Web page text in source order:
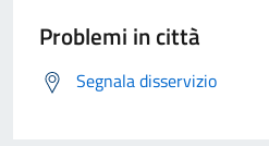
Problemi in città
Segnala disservizio